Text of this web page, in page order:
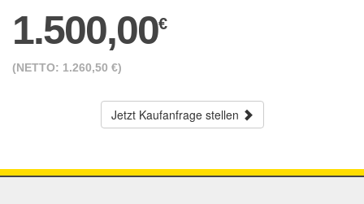
1.500,00€
(NETTO: 1.260,50 €)
Jetzt Kaufanfrage stellen